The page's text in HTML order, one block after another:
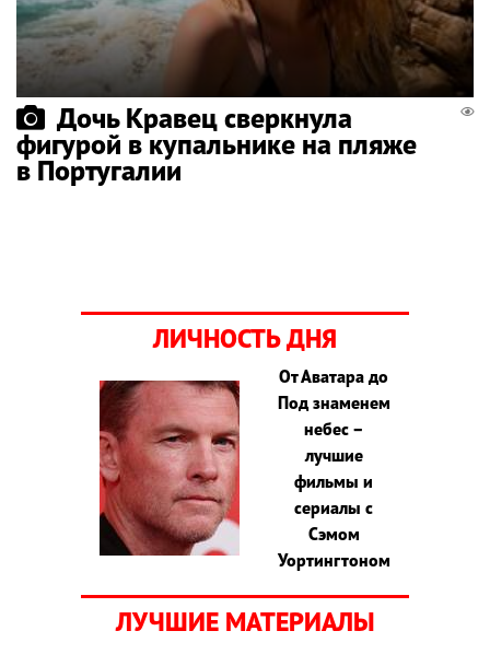
Дочь Кравец сверкнула
фигурой в купальнике на пляже
в Португалии
ЛИЧНОСТЬ ДНЯ
От Аватара до
Под знаменем
небес –
лучшие
фильмы и
сериалы с
Сэмом
Уортингтоном
ЛУЧШИЕ МАТЕРИАЛЫ